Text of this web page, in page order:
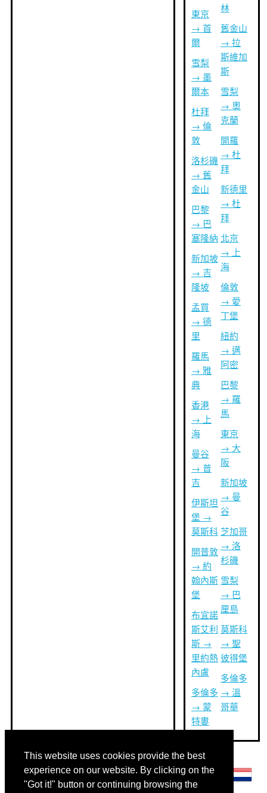
This website uses cookies provide the best
experience on our website. By clicking on the
"Got it!" button or continuing browsing the
東京
→ 首
爾
雪梨
→ 墨
爾本
杜拜
→ 倫
敦
洛杉磯
→ 舊
金山
巴黎
→ 巴
塞隆納
新加坡
→ 吉
隆坡
孟買
→ 德
里
羅馬
→ 雅
典
香港
→ 上
海
曼谷
→ 普
吉
伊斯坦
堡 →
莫斯科
開普敦
→ 約
翰內斯
堡
布宜諾
斯艾利
斯 →
里約熱
內盧
多倫多
→ 蒙
特婁
林
舊金山
→ 拉
斯維加
斯
雪梨
→ 奧
克蘭
開羅
→ 杜
拜
新德里
→ 杜
拜
北京
→ 上
海
倫敦
→ 愛
丁堡
紐約
→ 邁
阿密
巴黎
→ 羅
馬
東京
→ 大
阪
新加坡
→ 曼
谷
芝加哥
→ 洛
杉磯
雪梨
→ 巴
厘島
莫斯科
→ 聖
彼得堡
多倫多
→ 溫
哥華
其他語言: